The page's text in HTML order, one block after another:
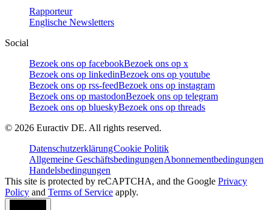
Rapporteur
Englische Newsletters
Social
Bezoek ons op facebookBezoek ons op x
Bezoek ons op linkedinBezoek ons op youtube
Bezoek ons op rss-feedBezoek ons op instagram
Bezoek ons op mastodonBezoek ons op telegram
Bezoek ons op blueskyBezoek ons op threads
© 2026 Euractiv DE. All rights reserved.
DatenschutzerklärungCookie Politik
Allgemeine GeschäftsbedingungenAbonnementbedingungen
Handelsbedingungen
This site is protected by reCAPTCHA, and the Google Privacy
Policy and Terms of Service apply.